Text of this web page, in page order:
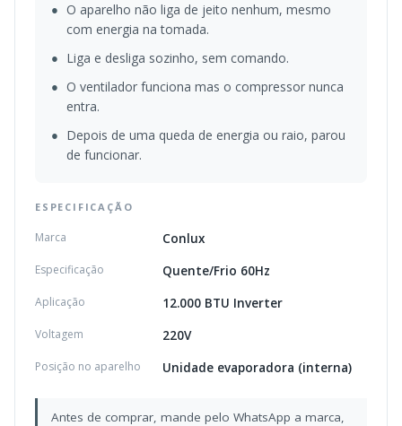
● O aparelho não liga de jeito nenhum, mesmo
com energia na tomada.
● Liga e desliga sozinho, sem comando.
● O ventilador funciona mas o compressor nunca
entra.
●
Depois de uma queda de energia ou raio, parou
de funcionar.
ESPECIFICAÇÃO
Marca Conlux
Especificação Quente/Frio 60Hz
Aplicação 12.000 BTU Inverter
Voltagem 220V
Posição no aparelho Unidade evaporadora (interna)
Antes de comprar, mande pelo WhatsApp a marca,